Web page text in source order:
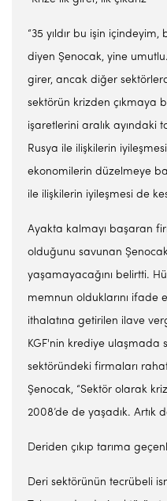
“35 yıldır bu işin
diyen Şenocak, yine
girer, ancak diğer
sektörün krizden çıkmaya
işaretlerini aralık
Rusya ile ilişkilerin
ekonomilerin düzelmeye
ile ilişkilerin iyileşmesi de
Ayakta kalmayı başaran
olduğunu savunan
yaşamayacağını belirtti.
memnun olduklarını ifade
ithalatına getirilen ilave
KGF'nin krediye ulaşmada
sektöründeki firmaları
Şenocak, “Sektör olarak
2008’de de yaşadık. Artık
Deriden çıkıp tarıma
Deri sektörünün tecrübeli